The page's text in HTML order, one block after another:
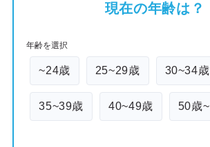
現在の年齢は？
年齢を選択
~24歳 25~29歳 30~34歳
35~39歳 40~49歳 50歳~